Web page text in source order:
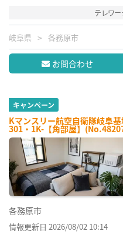
テレワ
岐阜県 各務原市
お問合わせ
キャンペーン
Kマンスリー航空自衛隊岐阜基
301・1K-【角部屋】
各務原市
情報更新日 2026/08/02 10:14